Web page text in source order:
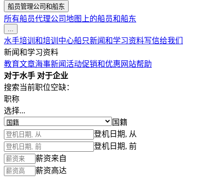
船员管理公司和船东
所有船员代理公司地图上的船员和船东
...
水手培训和培训中心船只新闻和学习资料写信给我们
新闻和学习资料
教育文章海事新闻活动促销和优惠 网站帮助
对于水手 对于企业
搜索当前职位空缺：
职称
选择...
国籍
登机日期, 从
登机日期, 前
薪资来自
薪资高达